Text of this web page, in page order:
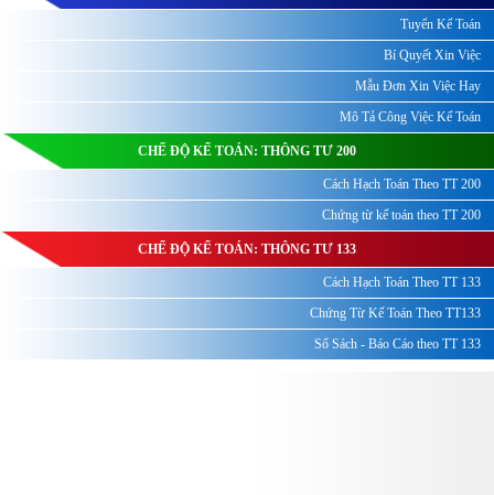
Tuyển Kế Toán
Bí Quyết Xin Việc
Mẫu Đơn Xin Việc Hay
Mô Tả Công Việc Kế Toán
CHẾ ĐỘ KẾ TOÁN: THÔNG TƯ 200
Cách Hạch Toán Theo TT 200
Chứng từ kế toán theo TT 200
CHẾ ĐỘ KẾ TOÁN: THÔNG TƯ 133
Cách Hạch Toán Theo TT 133
Chứng Từ Kế Toán Theo TT133
Sổ Sách - Báo Cáo theo TT 133